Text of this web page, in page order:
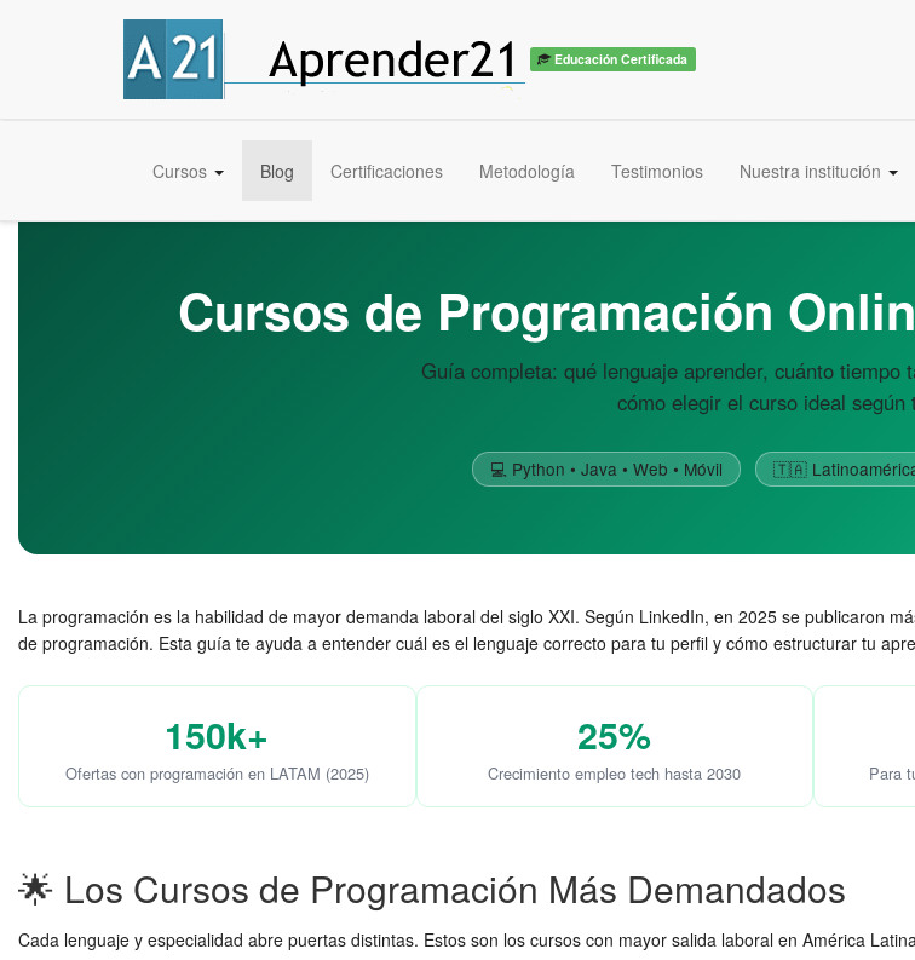
Educación Certificada
Cursos Blog Certificaciones Metodología Testimonios Nuestra institución
Cursos de Programación
Guía completa: qué lenguaje aprender, cuánto tiempo
cómo elegir el curso ideal según
💻 Python • Java • Web • Móvil 🇹🇦
La programación es la habilidad de mayor demanda laboral del siglo XXI. Según LinkedIn, en 2025 se publicaron
de programación. Esta guía te ayuda a entender cuál es el lenguaje correcto para tu perfil y cómo estructurar tu
150k+
Ofertas con programación en LATAM (2025)
25%
Crecimiento empleo tech hasta 2030 Para
🌟 Los Cursos de Programación Más Demandados
Cada lenguaje y especialidad abre puertas distintas. Estos son los cursos con mayor salida laboral en América